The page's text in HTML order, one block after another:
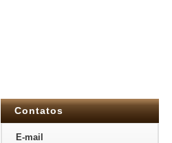
Contatos
E-mail